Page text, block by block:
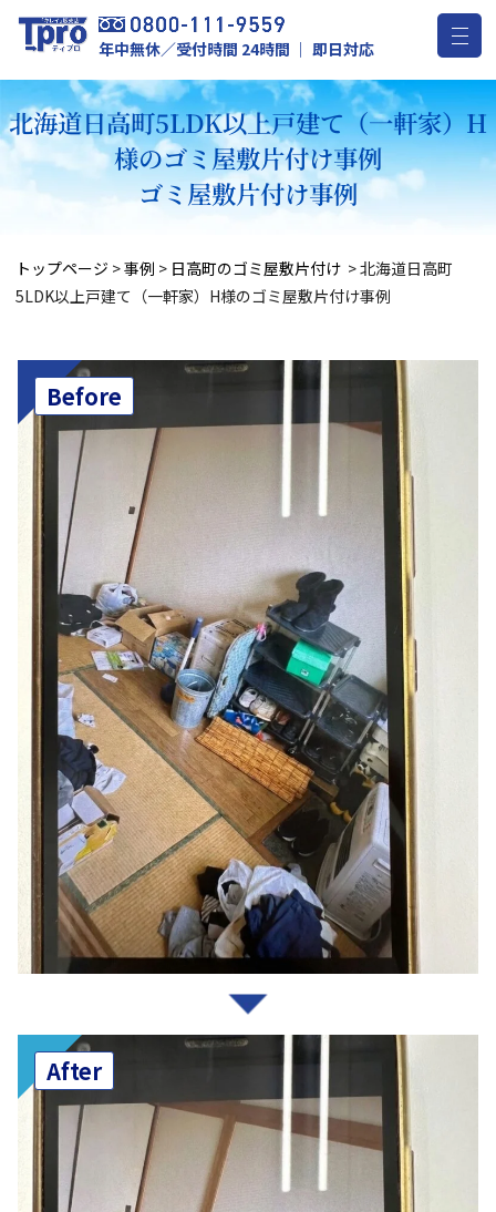
年中無休／受付時間 24時間 ｜ 即日対応
北海道日高町5LDK以上戸建て（一軒家）H
様のゴミ屋敷片付け事例
ゴミ屋敷片付け事例
トップページ >事例 > 日高町のゴミ屋敷片付け >北海道日高町
5LDK以上戸建て（一軒家）H様のゴミ屋敷片付け事例
Before
After